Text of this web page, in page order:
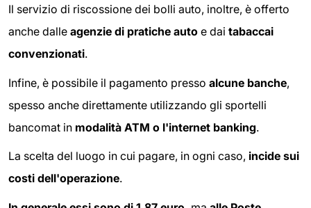
Il servizio di riscossione dei bolli auto, inoltre, è offerto
anche dalle agenzie di pratiche auto e dai tabaccai
convenzionati.
Infine, è possibile il pagamento presso alcune banche,
spesso anche direttamente utilizzando gli sportelli
bancomat in modalità ATM o l'internet banking.
La scelta del luogo in cui pagare, in ogni caso, incide sui
costi dell'operazione.